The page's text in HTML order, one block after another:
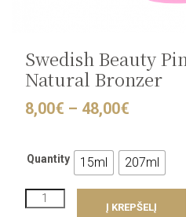
Swedish Beauty
Natural Bronzer
8,00€ – 48,00€Price
through
48,00€
Quantity 15ml 207ml
produkto
kiekis:
Į KREPŠELĮ